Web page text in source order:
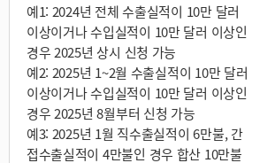
예1: 2024년 전체 수출실적이 10만 달러
이상이거나 수입실적이 10만 달러 이상인
경우 2025년 상시 신청 가능
예2: 2025년 1~2월 수출실적이 10만 달러
이상이거나 수입실적이 10만 달러 이상인
경우 2025년 8월부터 신청 가능
예3: 2025년 1월 직수출실적이 6만불, 간
접수출실적이 4만불인 경우 합산 10만불